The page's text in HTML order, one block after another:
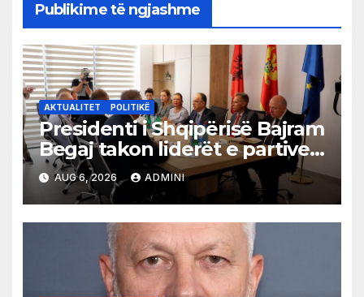
Publikime të ngjashme
AKTUALITET POLITIKË
Presidenti i Shqipërisë Bajram
Begaj takon liderët e partive
shqiptare në Ulqin
AUG 6, 2026 ADMINI